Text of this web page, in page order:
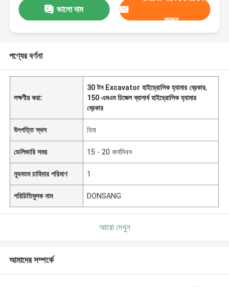
ভালো দাম
করুন
পণ্যের বর্ণনা
লক্ষণীয় করা:
30 টন Excavator হাইড্রোলিক হ্যামার ব্রেকার,
150 এমএম চিজেল ব্যাসার্ধ হাইড্রোলিক হ্যামার
ব্রেকার
উৎপত্তি স্থল হিনা
ডেলিভারি সময় 15 - 20 কার্যদিবস
ন্যূনতম চাহিদার পরিমাণ 1
পরিচিতিমুলক নাম DONSANG
আরো দেখুন
আমাদের সম্পর্কে